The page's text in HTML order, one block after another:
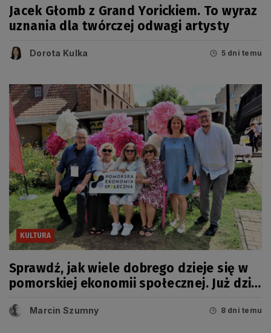
Jacek Głomb z Grand Yorickiem. To wyraz
uznania dla twórczej odwagi artysty
Dorota Kulka 5 dni temu
KULTURA
Sprawdź, jak wiele dobrego dzieje się w
pomorskiej ekonomii społecznej. Już dziś
Marcin Szumny 8 dni temu